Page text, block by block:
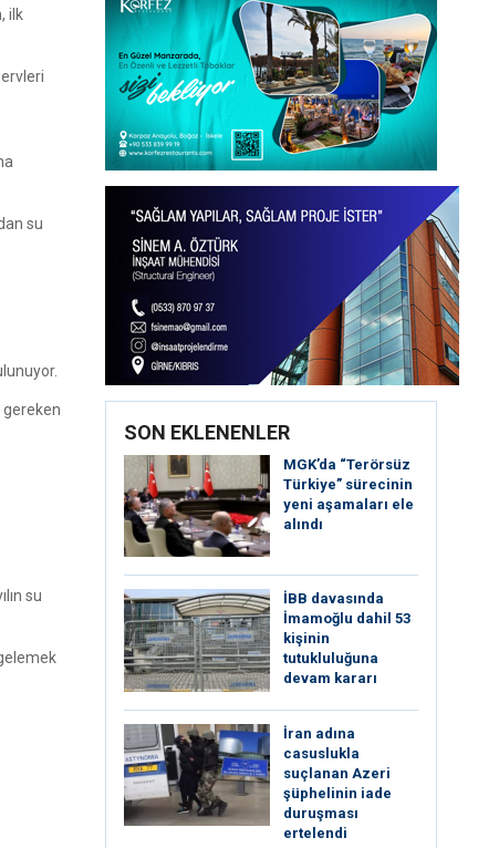
ilk
su
gereken
su
SON EKLENENLER
MGK’da “Terörsüz
Türkiye” sürecinin
yeni aşamaları ele
alındı
İBB davasında
İmamoğlu dahil 53
kişinin
tutukluluğuna
devam kararı
İran adına
casuslukla
suçlanan Azeri
şüphelinin iade
duruşması
ertelendi